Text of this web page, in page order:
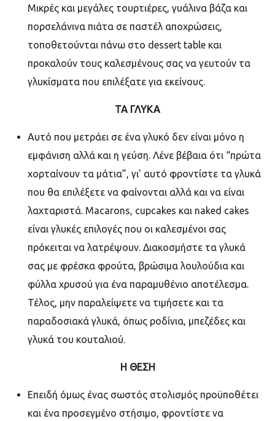
Μικρές και μεγάλες τουρτιέρες, γυάλινα βάζα και
πορσελάνινα πιάτα σε παστέλ αποχρώσεις,
τοποθετούνται πάνω στο dessert table και
προκαλούν τους καλεσμένους σας να γευτούν τα
γλυκίσματα που επιλέξατε για εκείνους.
ΤΑ ΓΛΥΚΑ
Αυτό που μετράει σε ένα γλυκό δεν είναι μόνο η
εμφάνιση αλλά και η γεύση. Λένε βέβαια ότι “πρώτα
χορταίνουν τα μάτια”, γι' αυτό φροντίστε τα γλυκά
που θα επιλέξετε να φαίνονται αλλά και να είναι
λαχταριστά. Macarons, cupcakes και naked cakes
είναι γλυκές επιλογές που οι καλεσμένοι σας
πρόκειται να λατρέψουν. Διακοσμήστε τα γλυκά
σας με φρέσκα φρούτα, βρώσιμα λουλούδια και
φύλλα χρυσού για ένα παραμυθένιο αποτέλεσμα.
Τέλος, μην παραλείψετε να τιμήσετε και τα
παραδοσιακά γλυκά, όπως ροδίνια, μπεζέδες και
γλυκά του κουταλιού.
Η ΘΕΣΗ
Επειδή όμως ένας σωστός στολισμός προϋποθέτει
και ένα προσεγμένο στήσιμο, φροντίστε να